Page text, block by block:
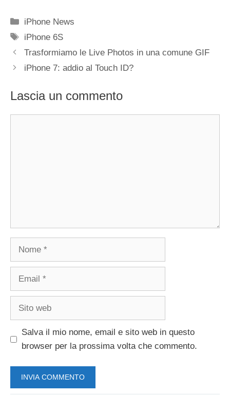
Categorie
iPhone News
Tag
iPhone 6S
Trasformiamo le Live Photos in una comune GIF
iPhone 7: addio al Touch ID?
Lascia un commento
Nome
Email
Sito
Salva il mio nome, email e sito web in questo
browser per la prossima volta che commento.